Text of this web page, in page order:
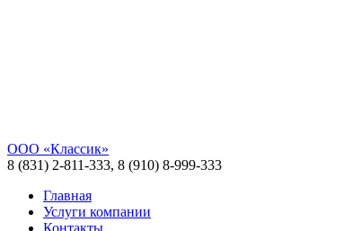
ООО «Классик»
8 (831) 2-811-333, 8 (910) 8-999-333
Главная
Услуги компании
Контакты